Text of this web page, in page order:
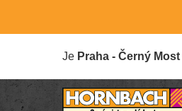
Je Praha - Černý Most